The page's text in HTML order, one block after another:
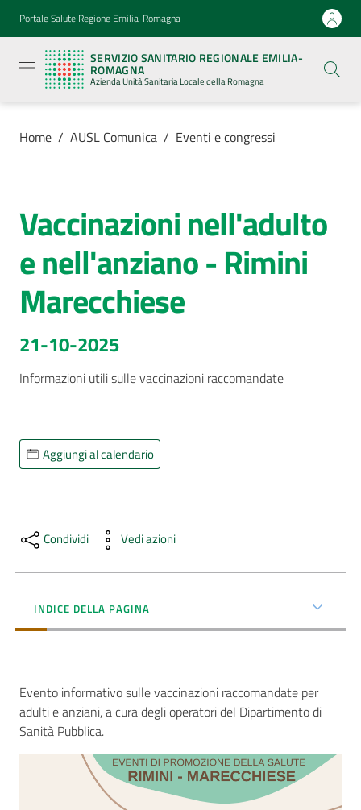
Vai al contenuto
Vai alla navigazione
Vai al footer
Portale Salute Regione Emilia-Romagna
SERVIZIO SANITARIO REGIONALE EMILIA-
ROMAGNA
Azienda Unità Sanitaria Locale della Romagna
Sanitario
Regionale
Emilia-
Romagna
Azienda
Sanitaria
Locale della
Azienda
Servizi
Luoghi
cura
Carta
dei
Servizi
Dedicato
a...
e
Concorsi
Home / AUSL Comunica / Eventi e congressi
Salta al contenuto
Vaccinazioni nell'adulto
e nell'anziano - Rimini
Marecchiese
21-10-2025
Informazioni utili sulle vaccinazioni raccomandate
Aggiungi al calendario
Condividi Vedi azioni
INDICE DELLA PAGINA
Evento informativo sulle vaccinazioni raccomandate per
adulti e anziani, a cura degli operatori del Dipartimento di
Sanità Pubblica.